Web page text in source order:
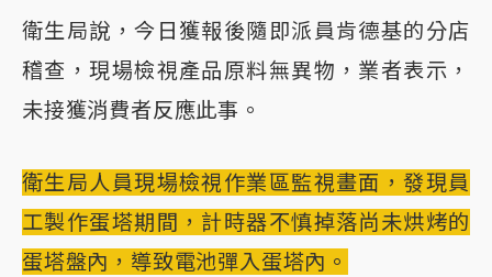
衛生局說，今日獲報後隨即派員肯德基的分店
稽查，現場檢視產品原料無異物，業者表示，
未接獲消費者反應此事。
衛生局人員現場檢視作業區監視畫面，發現員
工製作蛋塔期間，計時器不慎掉落尚未烘烤的
蛋塔盤內，導致電池彈入蛋塔內。